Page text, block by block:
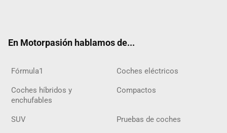
En Motorpasión hablamos de...
Fórmula1 Coches eléctricos
Coches híbridos y
enchufables
Compactos
SUV Pruebas de coches